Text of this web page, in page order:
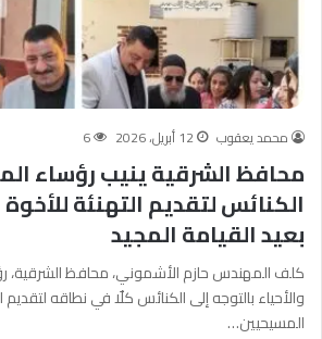
محمد يعقوب 12 أبريل، 2026 6
محافظ الشرقية ينيب رؤساء
الكنائس لتقديم التهنئة
بعيد القيامة المجيد
كلف المهندس حازم الأشموني، محافظ الشرقية،
والأحياء بالتوجه إلى الكنائس كلٌا في نطاقه لتقديم
المسيحيين…